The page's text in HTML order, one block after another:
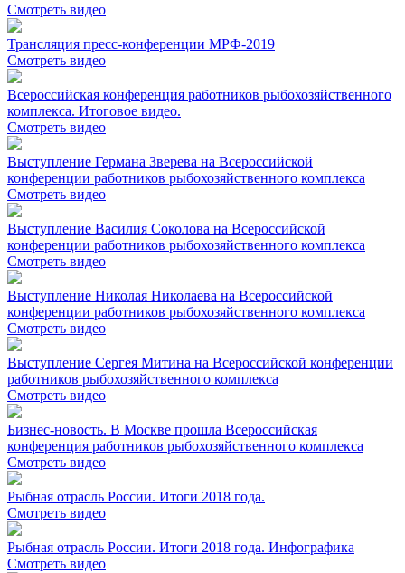
Смотреть видео
Трансляция пресс-конференции МРФ-2019
Смотреть видео
Всероссийская конференция работников рыбохозяйственного
комплекса. Итоговое видео.
Смотреть видео
Выступление Германа Зверева на Всероссийской
конференции работников рыбохозяйственного комплекса
Смотреть видео
Выступление Василия Соколова на Всероссийской
конференции работников рыбохозяйственного комплекса
Смотреть видео
Выступление Николая Николаева на Всероссийской
конференции работников рыбохозяйственного комплекса
Смотреть видео
Выступление Сергея Митина на Всероссийской конференции
работников рыбохозяйственного комплекса
Смотреть видео
Бизнес-новость. В Москве прошла Всероссийская
конференция работников рыбохозяйственного комплекса
Смотреть видео
Рыбная отрасль России. Итоги 2018 года.
Смотреть видео
Рыбная отрасль России. Итоги 2018 года. Инфографика
Смотреть видео